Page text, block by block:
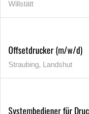
Willstätt
Offsetdrucker (m/w/d)
Straubing, Landshut
Systembediener für